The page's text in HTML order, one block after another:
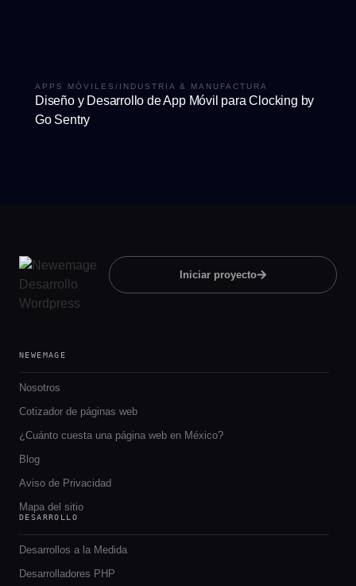
APPS MÓVILES / INDUSTRIA & MANUFACTURA
Diseño y Desarrollo de App Móvil para Clocking by
Go Sentry
Iniciar proyecto
NEWEMAGE
Nosotros
Cotizador de páginas web
¿Cuánto cuesta una página web en México?
Blog
Aviso de Privacidad
Mapa del sitio
DESARROLLO
Desarrollos a la Medida
Desarrolladores PHP